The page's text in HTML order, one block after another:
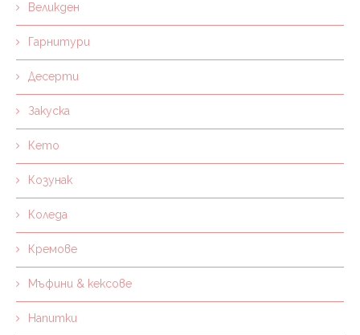
Великден
Гарнитури
Десерти
Закуска
Кето
Козунак
Коледа
Кремове
Мъфини & кексове
Напитки